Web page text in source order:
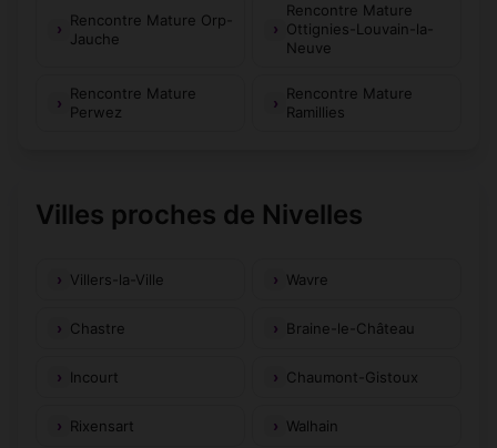
Rencontre Mature Orp-
Jauche
Rencontre Mature
Ottignies-Louvain-la-
Neuve
Rencontre Mature
Perwez
Rencontre Mature
Ramillies
Villes proches de Nivelles
Villers-la-Ville Wavre
Chastre Braine-le-Château
Incourt Chaumont-Gistoux
Rixensart Walhain